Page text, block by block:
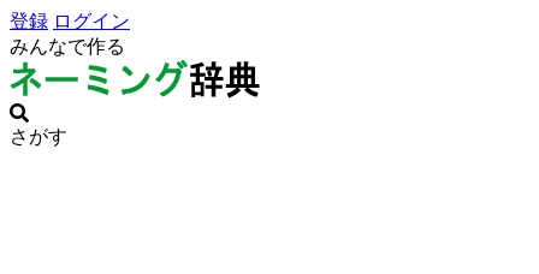
登録 ログイン
みんなで作る
さがす